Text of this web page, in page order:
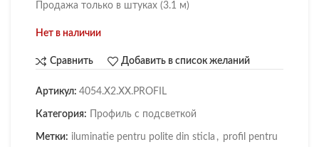
Продажа только в штуках (3.1 м)
Нет в наличии
Сравнить Добавить в список желаний
Артикул: 4054.X2.XX.PROFIL
Категория: Профиль с подсветкой
Метки: iluminatie pentru polite din sticla , profil pentru